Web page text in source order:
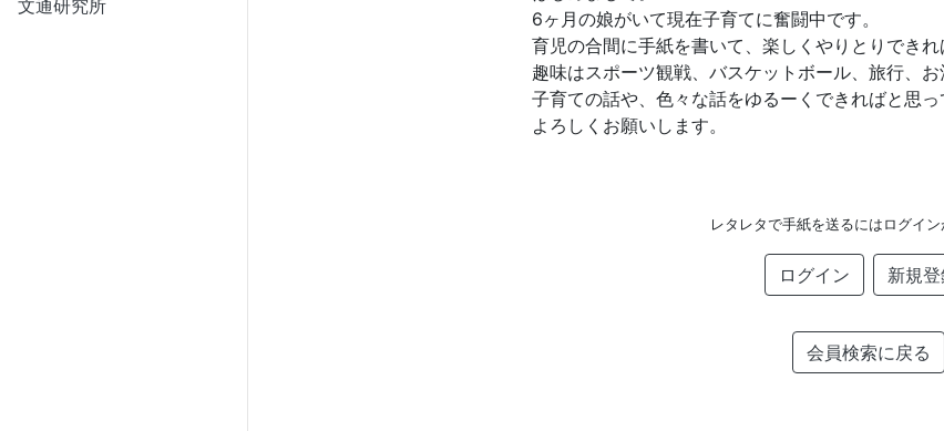
文通研究所
6ヶ月の娘がいて現在子育てに奮闘中です。
育児の合間に手紙を書いて、楽しくやりとりできれ
趣味はスポーツ観戦、バスケットボール、旅行、
子育ての話や、色々な話をゆるーくできればと思っ
よろしくお願いします。
レタレタで手紙を送るにはログイン
ログイン 新規
会員検索に戻る